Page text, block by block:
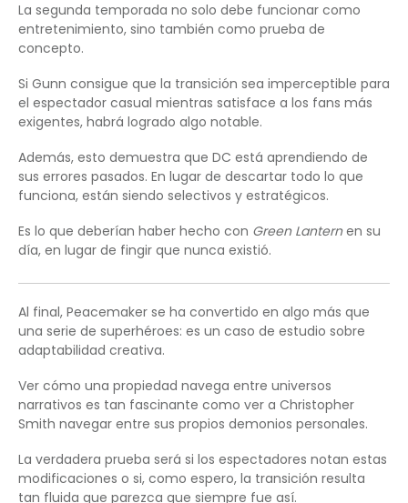
La segunda temporada no solo debe funcionar como
entretenimiento, sino también como prueba de
concepto.
Si Gunn consigue que la transición sea imperceptible para
el espectador casual mientras satisface a los fans más
exigentes, habrá logrado algo notable.
Además, esto demuestra que DC está aprendiendo de
sus errores pasados. En lugar de descartar todo lo que
funciona, están siendo selectivos y estratégicos.
Es lo que deberían haber hecho con Green Lanternen su
día, en lugar de fingir que nunca existió.
Al final, Peacemaker se ha convertido en algo más que
una serie de superhéroes: es un caso de estudio sobre
adaptabilidad creativa.
Ver cómo una propiedad navega entre universos
narrativos es tan fascinante como ver a Christopher
Smith navegar entre sus propios demonios personales.
La verdadera prueba será si los espectadores notan estas
modificaciones o si, como espero, la transición resulta
tan fluida que parezca que siempre fue así.